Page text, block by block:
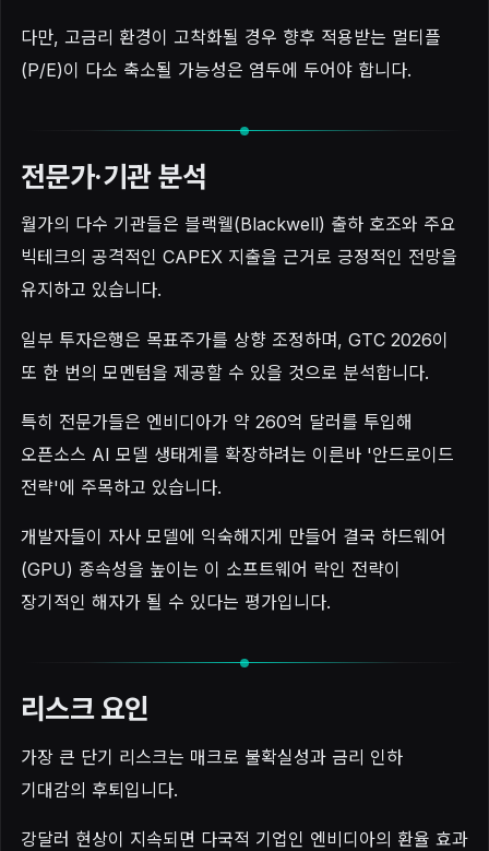
다만, 고금리 환경이 고착화될 경우 향후 적용받는 멀티플
(P/E)이 다소 축소될 가능성은 염두에 두어야 합니다.
전문가·기관 분석
월가의 다수 기관들은 블랙웰(Blackwell) 출하 호조와 주요
빅테크의 공격적인 CAPEX 지출을 근거로 긍정적인 전망을
유지하고 있습니다.
일부 투자은행은 목표주가를 상향 조정하며, GTC 2026이
또 한 번의 모멘텀을 제공할 수 있을 것으로 분석합니다.
특히 전문가들은 엔비디아가 약 260억 달러를 투입해
오픈소스 AI 모델 생태계를 확장하려는 이른바 '안드로이드
전략'에 주목하고 있습니다.
개발자들이 자사 모델에 익숙해지게 만들어 결국 하드웨어
(GPU) 종속성을 높이는 이 소프트웨어 락인 전략이
장기적인 해자가 될 수 있다는 평가입니다.
리스크 요인
가장 큰 단기 리스크는 매크로 불확실성과 금리 인하
기대감의 후퇴입니다.
강달러 현상이 지속되면 다국적 기업인 엔비디아의 환율 효과